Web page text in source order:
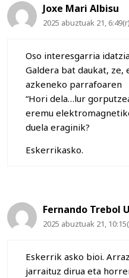
Joxe Mari Albisu
2025 abuztuak 21,
Oso interesgarria
Galdera bat daukat, ze,
azkeneko parrafoaren
“Hori dela…lur
eremu
duela eraginik?
Eskerrikasko.
Fernando Trebol
2025 abuztuak 21,
Eskerrik asko bioi.
jarraituz dirua eta